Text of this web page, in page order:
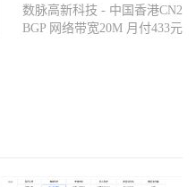
数脉高新科技 - 中国香港CN2
BGP 网络带宽20M 月付433元